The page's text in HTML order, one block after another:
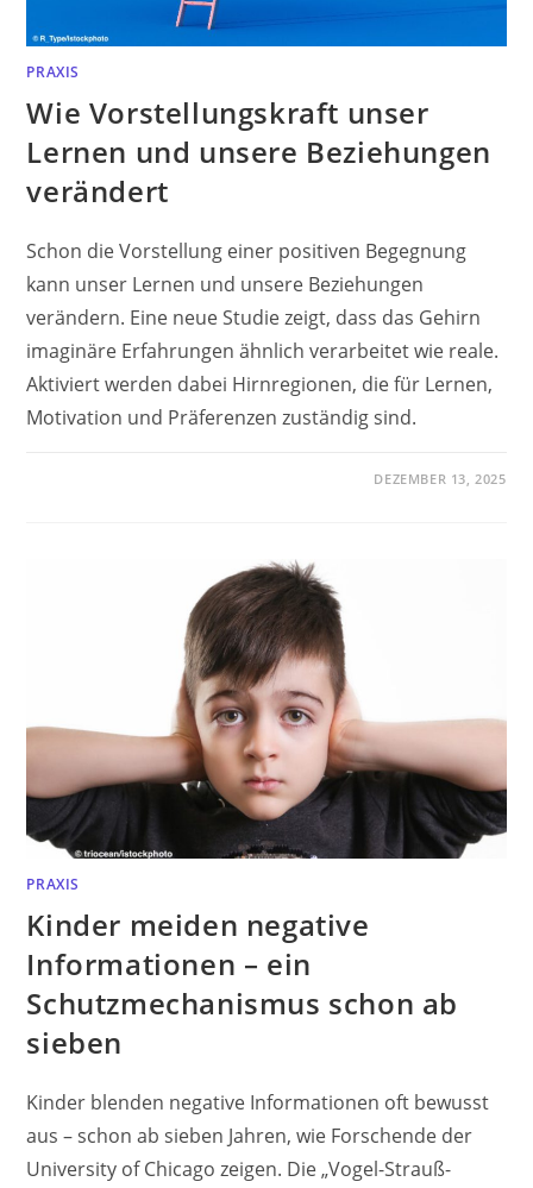
PRAXIS
Wie Vorstellungskraft unser
Lernen und unsere Beziehungen
verändert
Schon die Vorstellung einer positiven Begegnung
kann unser Lernen und unsere Beziehungen
verändern. Eine neue Studie zeigt, dass das Gehirn
imaginäre Erfahrungen ähnlich verarbeitet wie reale.
Aktiviert werden dabei Hirnregionen, die für Lernen,
Motivation und Präferenzen zuständig sind.
DEZEMBER 13, 2025
PRAXIS
Kinder meiden negative
Informationen – ein
Schutzmechanismus schon ab
sieben
Kinder blenden negative Informationen oft bewusst
aus – schon ab sieben Jahren, wie Forschende der
University of Chicago zeigen. Die „Vogel-Strauß-